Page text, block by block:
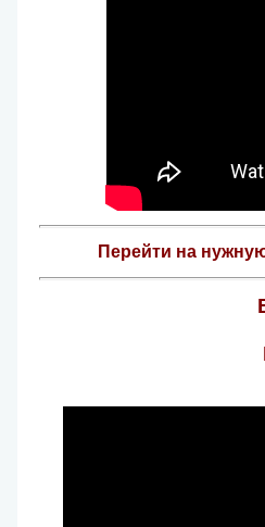
Перейти на